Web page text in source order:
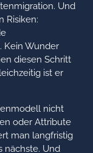
Und
Risiken:
Kein Wunder
diesen Schritt
ist er
nicht
oder Attribute
man langfristig
nächste. Und